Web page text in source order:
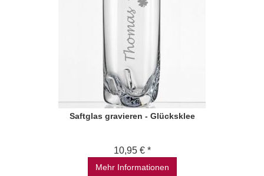
Saftglas gravieren - Glücksklee
10,95 € *
Mehr Informationen